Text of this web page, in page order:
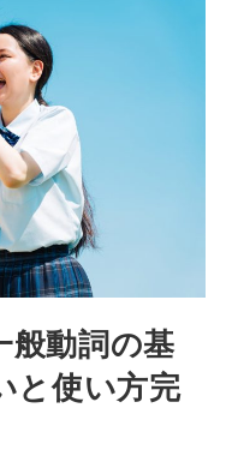
般動詞の基
と使い方完